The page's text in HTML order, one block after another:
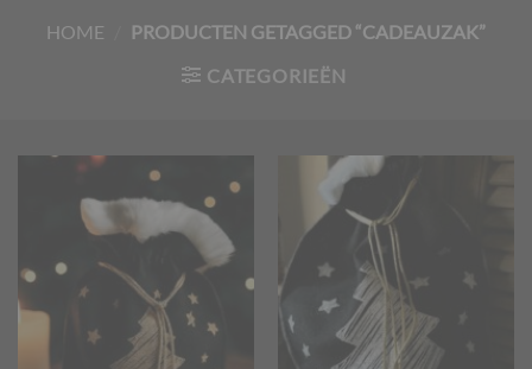
HOME
PRODUCTEN GETAGGED “CADEAUZAK”
CATEGORIEËN